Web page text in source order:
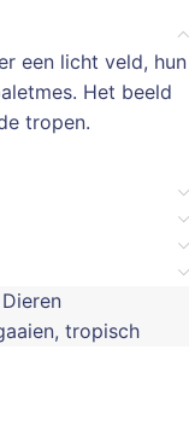
een licht veld, hun
Het beeld
tropen.
Dieren
, tropisch